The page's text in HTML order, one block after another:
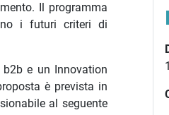
Il programma
i futuri criteri di
b2b e un Innovation
è prevista in
al seguente